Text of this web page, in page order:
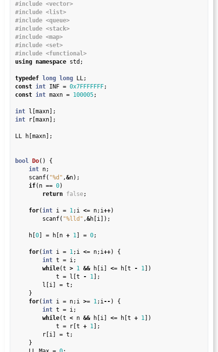
#include <vector>
#include <list>
#include <queue>
#include <stack>
#include <map>
#include <set>
#include <functional>
using namespace std;
typedef long long
const int INF = 0x7FFFFFFF
const int maxn = 100005;
int
int r[maxn];
LL h[maxn];
bool Do() {
int n;
    scanf(
"%d" ,&n);
if(n == 0)
return false;
for(int i = 1;i <= n;i++)
        scanf(
"%lld" ,&h[i]);
    h[
0 = h[n + 1 = 0;
for(int i = 1;i <= n;i++) {
int t = i;
while(t > 1 && h[i] <= h[t - 1 ])
            t
= l[t - 1 ];
        l[i]
= t;
    }
for(int i = n;i >= 1;i-- ) {
int t = i;
while(t < n && h[i] <= h[t + 1 ])
            t
= r[t + 1 ];
        r[i]
= t;
    }